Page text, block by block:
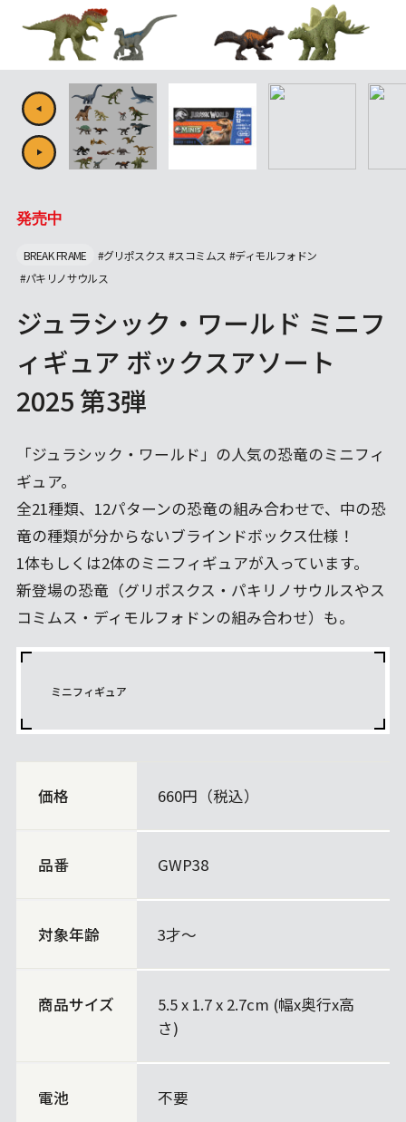
発売中
BREAK FRAME #グリポスクス #スコミムス #ディモルフォドン
#パキリノサウルス
ジュラシック・ワールド ミニフ
ィギュア ボックスアソート
2025 第3弾
「ジュラシック・ワールド」の人気の恐竜のミニフィ
ギュア。
全21種類、12パターンの恐竜の組み合わせで、中の恐
竜の種類が分からないブラインドボックス仕様！
1体もしくは2体のミニフィギュアが入っています。
新登場の恐竜（グリポスクス・パキリノサウルスやス
コミムス・ディモルフォドンの組み合わせ）も。
ミニフィギュア
価格 660円（税込）
品番 GWP38
対象年齢 3才～
商品サイズ
5.5 x 1.7 x 2.7cm (幅x奥行x高
さ)
電池 不要